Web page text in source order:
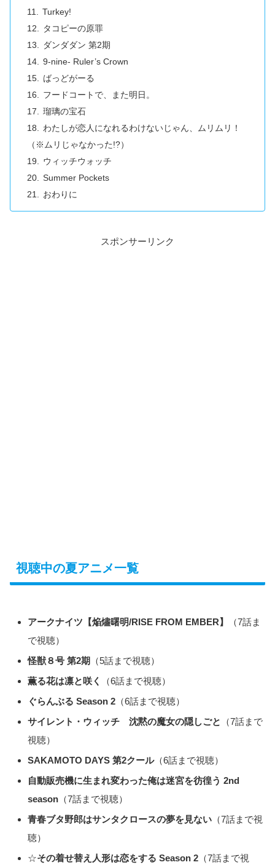
Turkey!
タコピーの原罪
ダンダダン 第2期
9-nine- Ruler’s Crown
ばっどがーる
フードコートで、また明日。
瑠璃の宝石
わたしが恋人になれるわけないじゃん、ムリムリ！
（※ムリじゃなかった!?）
ウィッチウォッチ
Summer Pockets
おわりに
スポンサーリンク
視聴中の夏アニメ一覧
アークナイツ【焔燼曙明/RISE FROM EMBER】
（7話ま
で視聴）
怪獣８号 第2期
（5話まで視聴）
薫る花は凛と咲く
（6話まで視聴）
ぐらんぶる Season 2 （6話まで視聴）
サイレント・ウィッチ 沈黙の魔女の隠しごと
（7話まで
視聴）
SAKAMOTO DAYS 第2クール（6話まで視聴）
自動販売機に生まれ変わった俺は迷宮を彷徨う 2nd
season （7話まで視聴）
青春ブタ野郎はサンタクロースの夢を見ない （7話まで視
聴）
☆その着せ替え人形は恋をする Season 2 （7話まで視